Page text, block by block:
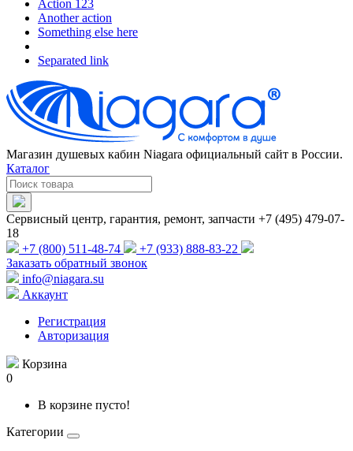
Action 123
Another action
Something else here
Separated link
Магазин душевых кабин Niagara официальный сайт в России.
Каталог
Сервисный центр, гарантия, ремонт, запчасти +7 (495) 479-07-
18
+7 (800) 511-48-74
+7 (933) 888-83-22
Заказать обратный звонок
info@niagara.su
Аккаунт
Регистрация
Авторизация
Корзина
0
В корзине пусто!
Категории